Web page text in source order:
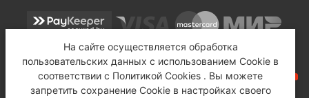
На сайте осуществляется обработка
пользовательских данных с использованием Cookie в
соответствии с Политикой Cookies . Вы можете
запретить сохранение Cookie в настройках своего